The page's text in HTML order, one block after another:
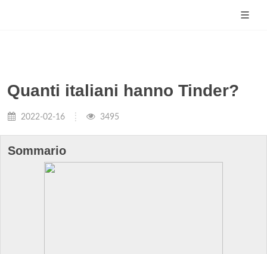
Quanti italiani hanno Tinder?
2022-02-16 3495
Sommario